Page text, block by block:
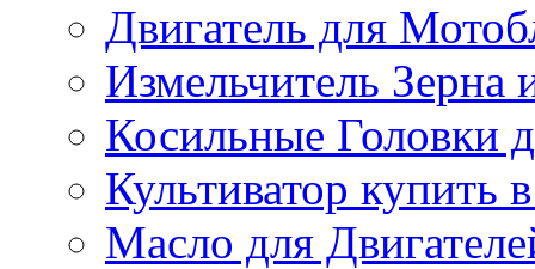
Двигатель для
Измельчитель Зерна
Косильные Головки
Культиватор купить
Масло для